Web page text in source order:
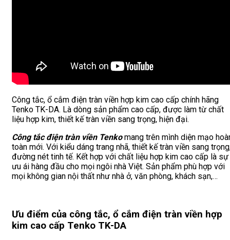
Công tắc, ổ cắm điện tràn viền hợp kim cao cấp chính hãng
Tenko TK-DA. Là dòng sản phẩm cao cấp, được làm từ chất
liệu hợp kim, thiết kế tràn viền sang trọng, hiện đại.
Công tắc điện tràn viền Tenkomang trên mình diện mạo
toàn mới. Với kiểu dáng trang nhã, thiết kế tràn viền sang
đường nét tinh tế. Kết hợp với chất liệu hợp kim cao cấp là sự
ưu ái hàng đầu cho mọi ngôi nhà Việt. Sản phẩm phù hợp với
mọi không gian nội thất như nhà ở, văn phòng, khách sạn,…
Ưu điểm của công tắc, ổ cắm điện tràn viền hợp
kim cao cấp Tenko TK-DA